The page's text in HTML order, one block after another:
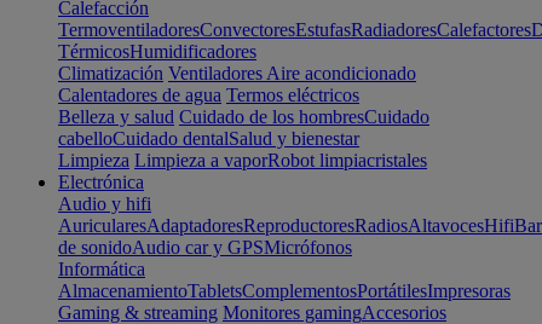
Calefacción
TermoventiladoresConvectoresEstufasRadiadoresCalefactores
TérmicosHumidificadores
Climatización Ventiladores Aire acondicionado
Calentadores de agua Termos eléctricos
Belleza y salud Cuidado de los hombresCuidado
cabelloCuidado dentalSalud y bienestar
Limpieza Limpieza a vaporRobot limpiacristales
Electrónica
Audio y hifi
AuricularesAdaptadoresReproductoresRadiosAltavocesHifi
de sonidoAudio car y GPSMicrófonos
Informática
AlmacenamientoTabletsComplementosPortátilesImpresoras
Gaming & streaming Monitores gamingAccesorios